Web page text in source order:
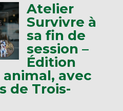
Atelier
Survivre à
sa fin de
session –
Édition
avec
de Trois-